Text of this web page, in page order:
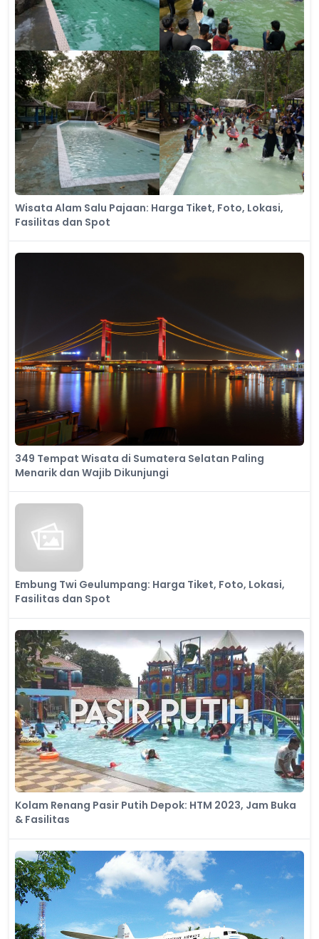
Wisata Alam Salu Pajaan: Harga Tiket, Foto, Lokasi,
Fasilitas dan Spot
349 Tempat Wisata di Sumatera Selatan Paling
Menarik dan Wajib Dikunjungi
Embung Twi Geulumpang: Harga Tiket, Foto, Lokasi,
Fasilitas dan Spot
Kolam Renang Pasir Putih Depok: HTM 2023, Jam Buka
& Fasilitas